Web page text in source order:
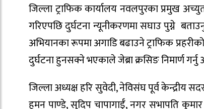
जिल्ला ट्राफिक कार्यालय नवलपुरका प्रमुख
गरिएपछि दुर्घटना न्यूनीकरणमा सघाउ पुग्ने
अभियानका रूपमा अगाडि बढाउने ट्राफिक
दुर्घटना हुनसक्ने भएकाले जेब्रा क्रसिङ निमार्ण
जिल्ला अध्यक्ष हरि सुवेदी, नेविसंघ पूर्व केन्द्रीय
हुमन पाण्डे, सुदिप चापागाईँ, नगर सभापति कुमार